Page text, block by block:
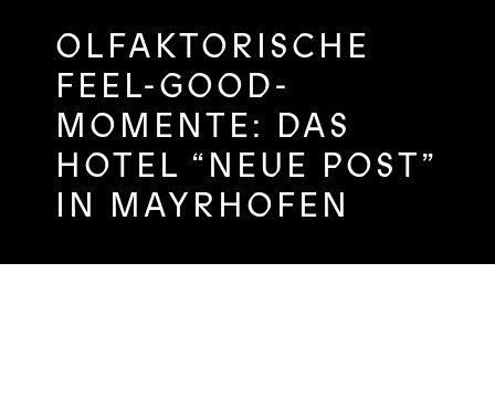
OLFAKTORISCHE
FEEL-GOOD-
MOMENTE: DAS
HOTEL “NEUE POST”
IN MAYRHOFEN